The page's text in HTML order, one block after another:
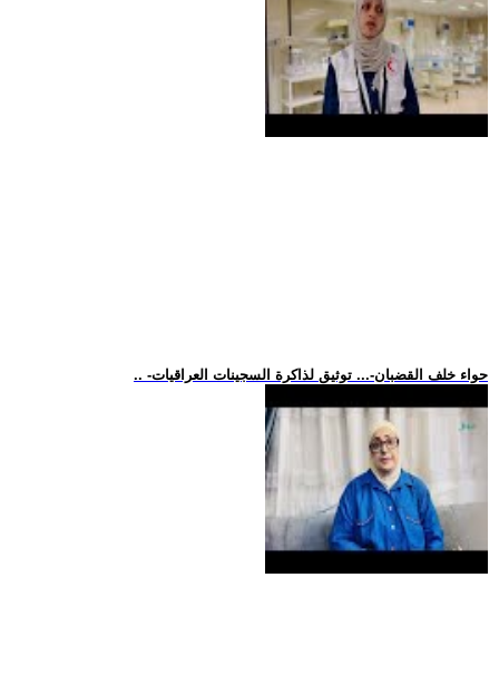
.. -حواء خلف القضبان-... توثيق لذاكرة السجينات العراقيات